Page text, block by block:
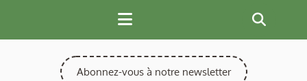
content
Abonnez-vous à notre newsletter